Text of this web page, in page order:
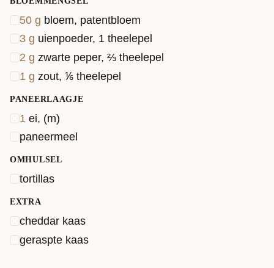
50 g bloem, patentbloem
3 g uienpoeder, 1 theelepel
2 g zwarte peper, ⅔ theelepel
1 g zout, ⅙ theelepel
PANEERLAAGJE
1 ei, (m)
paneermeel
OMHULSEL
tortillas
EXTRA
cheddar kaas
geraspte kaas